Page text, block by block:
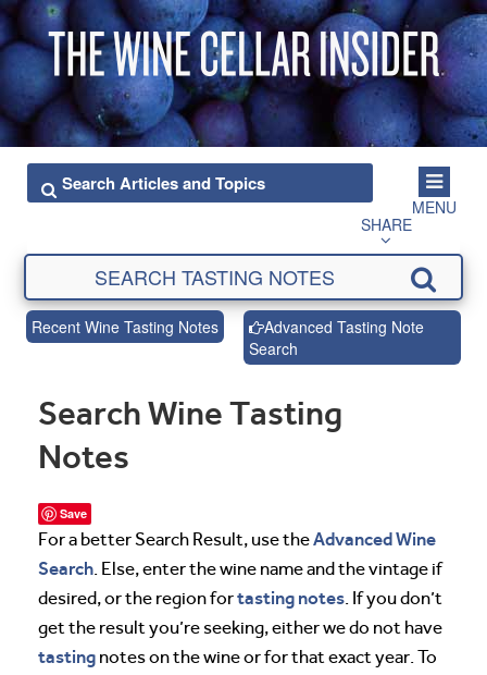
MENU
SHARE
Recent Wine Tasting Notes
Advanced Tasting Note
Search
Search Wine Tasting
Notes
Save
For a better Search Result, use theAdvanced Wine
Search. Else, enter the wine name and the vintage if
desired, or the region fortasting notes. If you don’t
get the result you’re seeking, either we do not have
tasting notes on the wine or for that exact year. To